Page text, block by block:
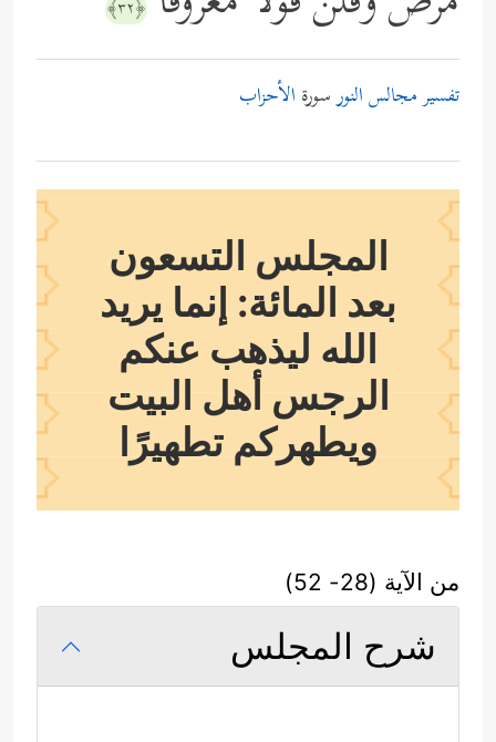
﴿٣٢﴾
تفسير مجالس النورسورة الأحزاب
المجلس التسعون
بعد المائة: إنما يريد
الله ليذهب عنكم
الرجس أهل البيت
ويطهركم تطهيرًا
من الآية (28- 52)
شرح المجلس